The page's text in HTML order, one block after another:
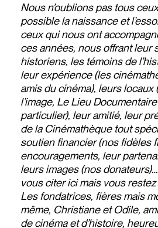
Nous n’oublions pas tous
possible la naissance et
ceux qui nous ont
ces années, nous offrant leur
historiens, les témoins de
leur expérience (les
amis du cinéma), leurs locaux
l’image, Le Lieu Documentaire
particulier), leur amitié, leur
de la Cinémathèque tout
soutien financier (nos fidèles
encouragements, leur
leurs images (nos
vous citer ici mais vous
Les fondatrices, fières mais
même, Christiane et Odile,
de cinéma et d’histoire,